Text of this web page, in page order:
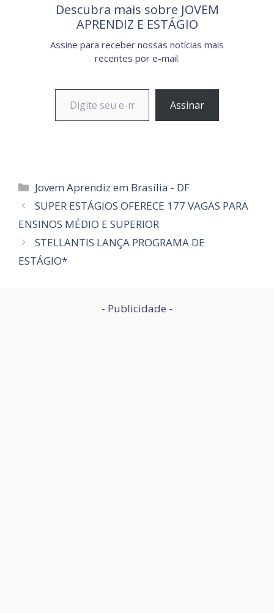
Descubra mais sobre JOVEM
APRENDIZ E ESTÁGIO
Assine para receber nossas notícias mais
recentes por e-mail.
Digite seu e-mail…
Assinar
Categorias
Jovem Aprendiz em Brasília - DF
SUPER ESTÁGIOS OFERECE 177 VAGAS PARA
ENSINOS MÉDIO E SUPERIOR
STELLANTIS LANÇA PROGRAMA DE
ESTÁGIO*
- Publicidade -